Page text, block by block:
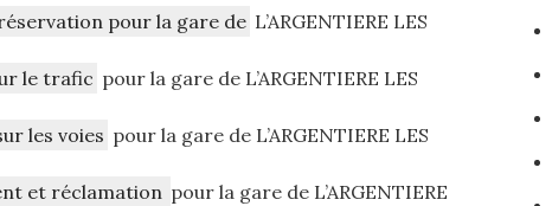
pour la gare de L’ARGENTIERE LES
le trafic pour la gare de L’ARGENTIERE LES
les voies pour la gare de L’ARGENTIERE LES
et réclamation pour la gare de L’ARGENTIERE